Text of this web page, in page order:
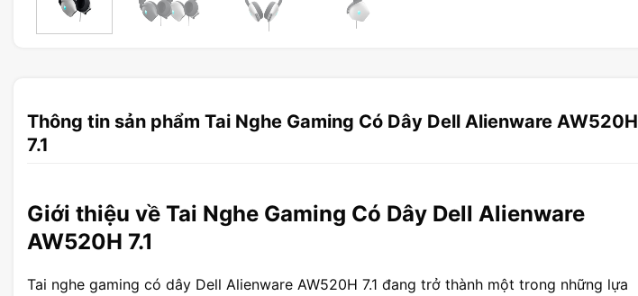
Thông tin sản phẩm Tai Nghe Gaming Có Dây Dell Alienware AW520H
7.1
Giới thiệu về Tai Nghe Gaming Có Dây Dell Alienware
AW520H 7.1
Tai nghe gaming có dây Dell Alienware AW520H 7.1 đang trở thành một trong những lựa